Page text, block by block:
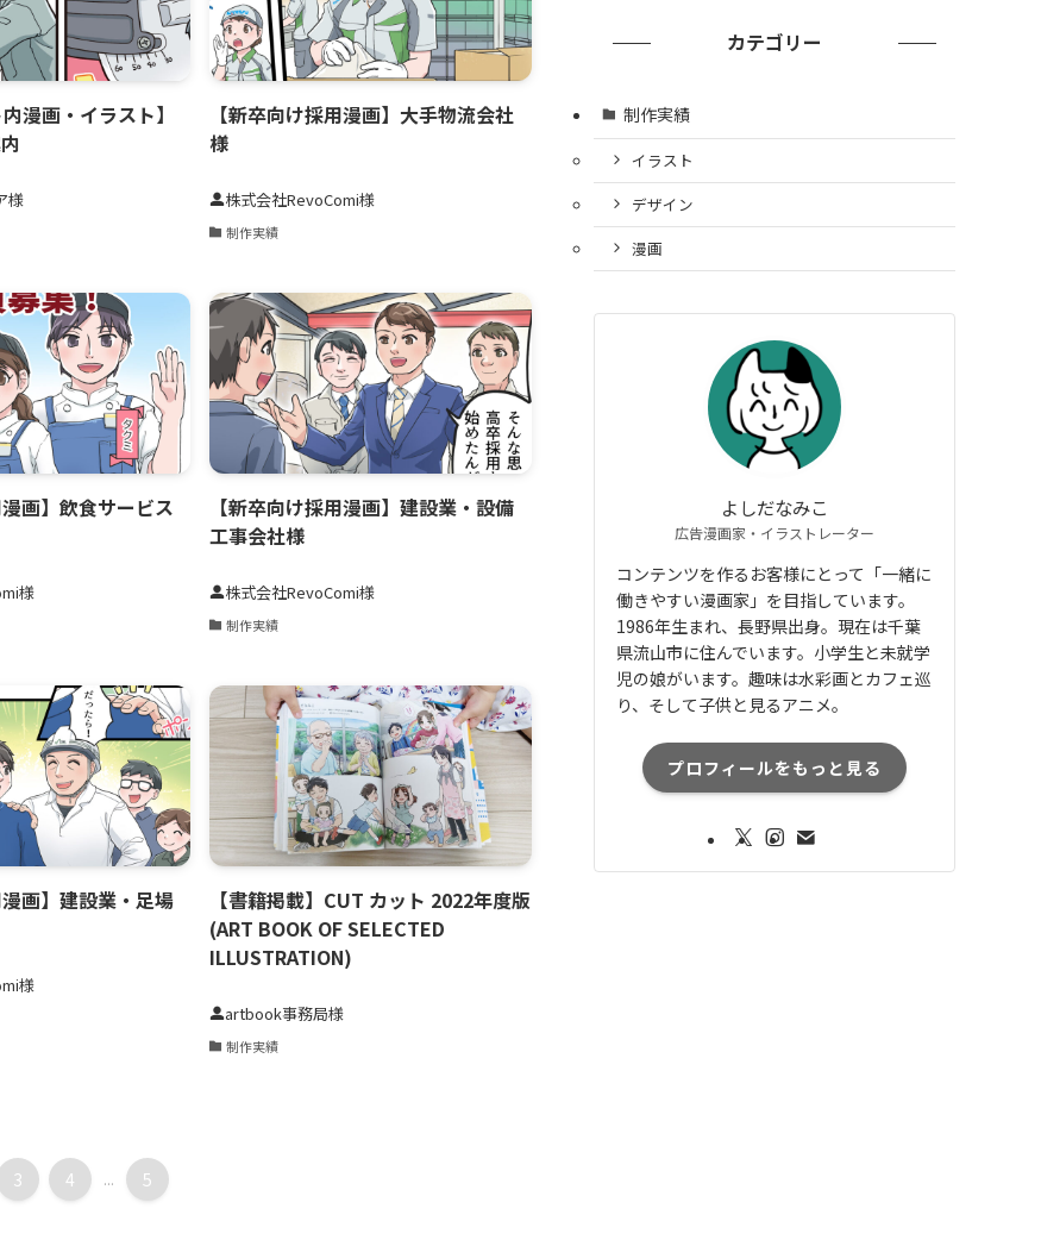
漫画・イラスト】
様
【新卒向け採用漫画】大手物流会社
様
株式会社RevoComi様
制作実績
漫画】飲食サービス
様
【新卒向け採用漫画】建設業・設備
工事会社様
株式会社RevoComi様
制作実績
漫画】建設業・足場
様
【書籍掲載】CUT カット 2022年度版
(ART BOOK OF SELECTED
ILLUSTRATION)
artbook事務局様
制作実績
3 4 ... 5
カテゴリー
制作実績
イラスト
デザイン
漫画
よしだなみこ
広告漫画家・イラストレーター
コンテンツを作るお客様にとって「一緒に
働きやすい漫画家」を目指しています。
1986年生まれ、長野県出身。現在は千葉
県流山市に住んでいます。小学生と未就学
児の娘がいます。趣味は水彩画とカフェ巡
り、そして子供と見るアニメ。
プロフィールをもっと見る